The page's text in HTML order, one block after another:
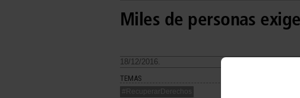
Miles de personas
18/12/2016.
TEMAS
#RecuperarDerechos